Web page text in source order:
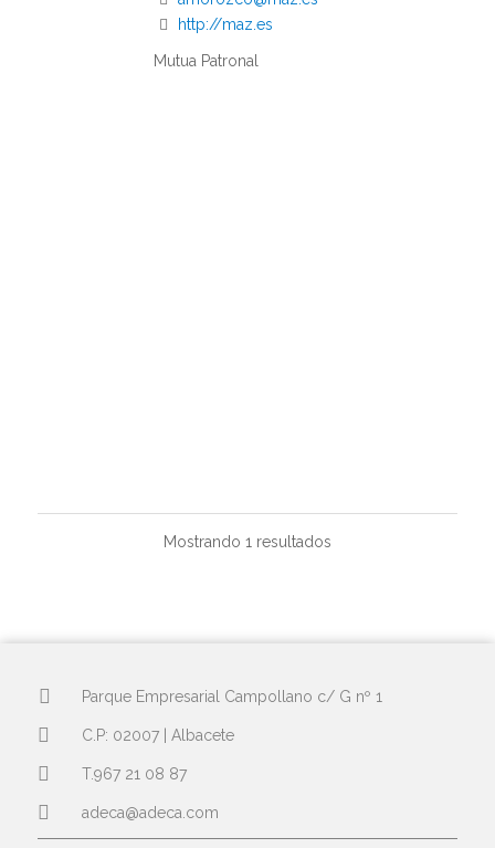
http://maz.es
Mutua Patronal
Mostrando 1 resultados
Parque Empresarial Campollano c/ G nº 1
C.P: 02007 | Albacete
T.967 21 08 87
adeca@adeca.com